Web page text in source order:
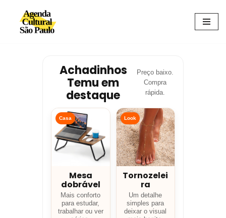
Avançar
Achadinhos
Temu em
destaque
Preço baixo.
Compra
rápida.
Casa
Mesa
dobrável
Mais conforto
para estudar,
trabalhar ou ver
Look
Tornozelei
ra
Um detalhe
simples para
deixar o visual